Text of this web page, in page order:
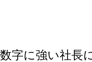
数字に強い社長